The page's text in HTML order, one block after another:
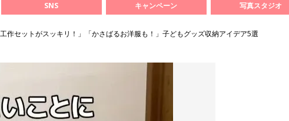
SNS キャンペーン 写真スタジオ
作セットがスッキリ！」「かさばるお洋服も！」子どもグッズ収納アイデア5選